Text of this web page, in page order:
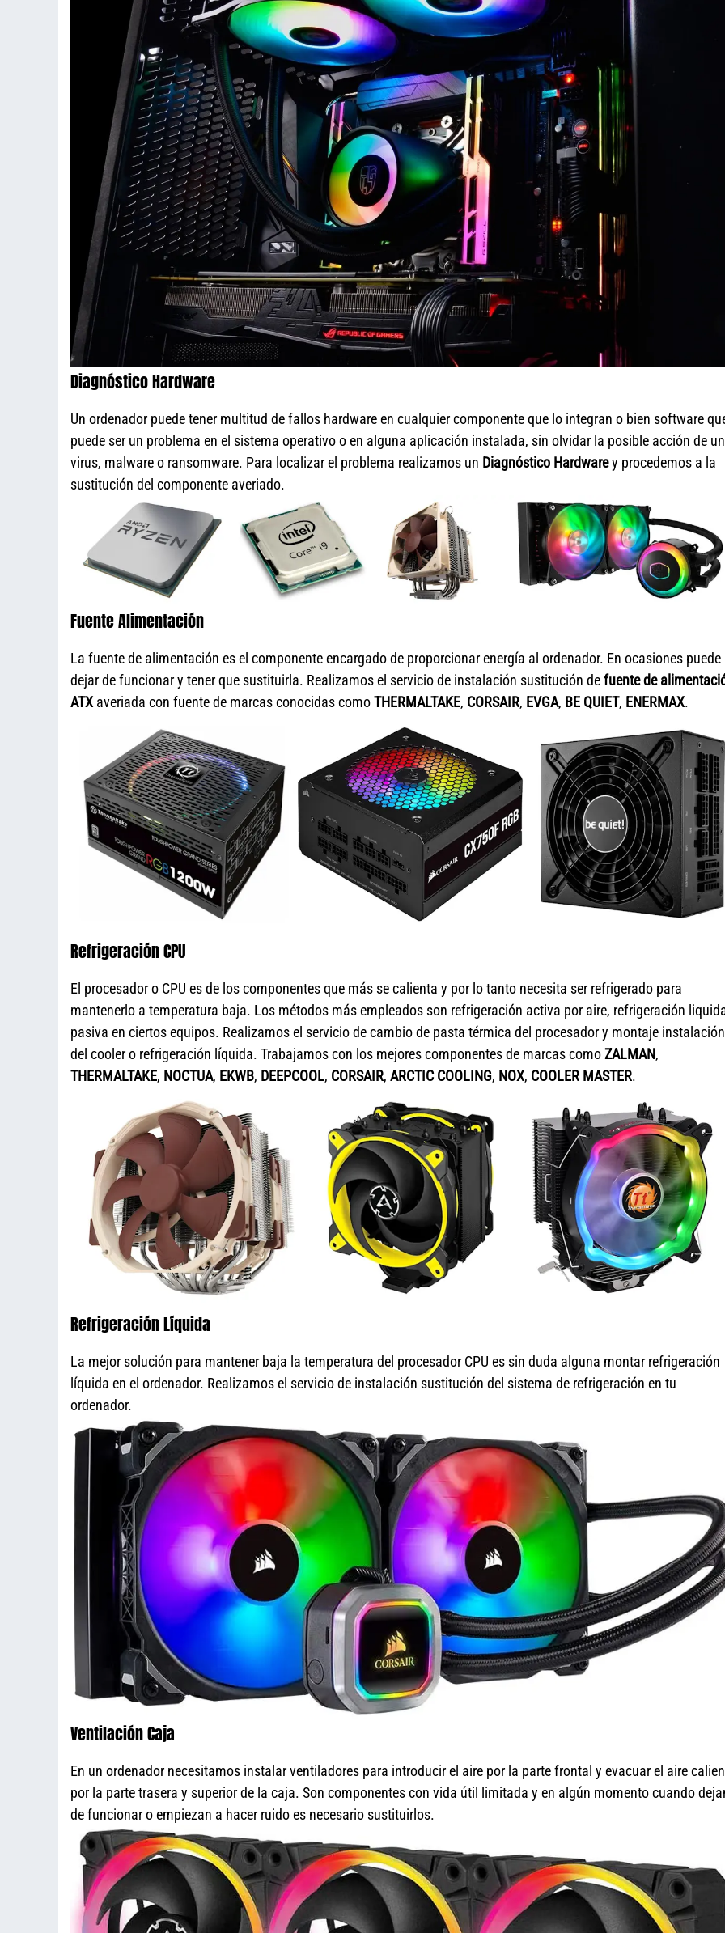
Diagnóstico Hardware
Un ordenador puede tener multitud de fallos hardware en cualquier componente que lo integran o bien software
puede ser un problema en el sistema operativo o en alguna aplicación instalada, sin olvidar la posible acción de un
virus, malware o ransomware. Para localizar el problema realizamos un Diagnóstico Hardwarey procedemos a la
sustitución del componente averiado.
Fuente Alimentación
La fuente de alimentación es el componente encargado de proporcionar energía al ordenador. En ocasiones puede
dejar de funcionar y tener que sustituirla. Realizamos el servicio de instalación sustitución defuente de
ATXaveriada con fuente de marcas conocidas comoTHERMALTAKE, CORSAIR, EVGA, BE QUIET, ENERMAX.
Refrigeración CPU
El procesador o CPU es de los componentes que más se calienta y por lo tanto necesita ser refrigerado para
mantenerlo a temperatura baja. Los métodos más empleados son refrigeración activa por aire, refrigeración
pasiva en ciertos equipos. Realizamos el servicio de cambio de pasta térmica del procesador y montaje instalación
del cooler o refrigeración líquida. Trabajamos con los mejores componentes de marcas comoZALMAN,
THERMALTAKE, NOCTUA, EKWB, DEEPCOOL, CORSAIR, ARCTIC COOLING, NOX, COOLER MASTER.
Refrigeración Líquida
La mejor solución para mantener baja la temperatura del procesador CPU es sin duda alguna montar refrigeración
líquida en el ordenador. Realizamos el servicio de instalación sustitución del sistema de refrigeración en tu
ordenador.
Ventilación Caja
En un ordenador necesitamos instalar ventiladores para introducir el aire por la parte frontal y evacuar el aire
por la parte trasera y superior de la caja. Son componentes con vida útil limitada y en algún momento cuando
de funcionar o empiezan a hacer ruido es necesario sustituirlos.